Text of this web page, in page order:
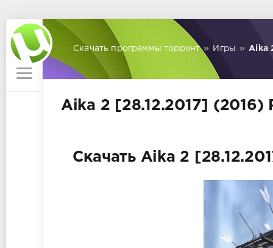
Скачать программы торрент » Игры » Aika
Aika 2 [28.12.2017] (2016)
Скачать Aika 2